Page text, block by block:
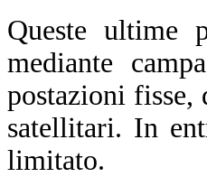
Queste ultime
mediante
postazioni
satellitari. In
limitato.